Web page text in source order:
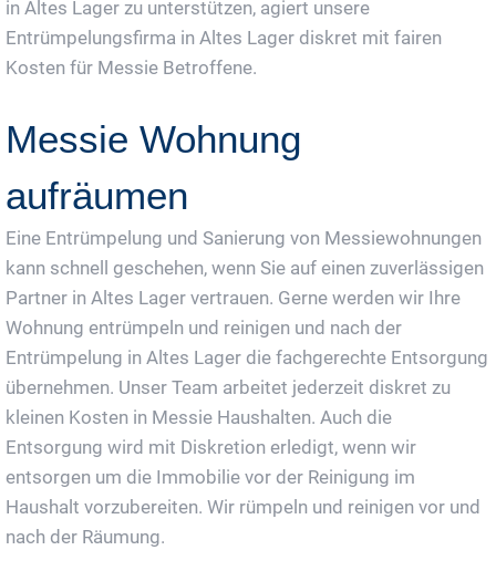
in Altes Lager zu unterstützen, agiert unsere
Entrümpelungsfirma in Altes Lager diskret mit fairen
Kosten für Messie Betroffene.
Messie Wohnung
aufräumen
Eine Entrümpelung und Sanierung von Messiewohnungen
kann schnell geschehen, wenn Sie auf einen zuverlässigen
Partner in Altes Lager vertrauen. Gerne werden wir Ihre
Wohnung entrümpeln und reinigen und nach der
Entrümpelung in Altes Lager die fachgerechte Entsorgung
übernehmen. Unser Team arbeitet jederzeit diskret zu
kleinen Kosten in Messie Haushalten. Auch die
Entsorgung wird mit Diskretion erledigt, wenn wir
entsorgen um die Immobilie vor der Reinigung im
Haushalt vorzubereiten. Wir rümpeln und reinigen vor und
nach der Räumung.